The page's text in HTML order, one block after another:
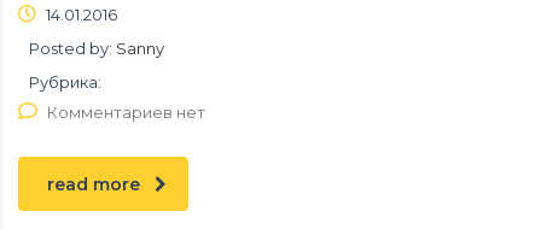
14.01.2016
Posted by: Sanny
Рубрика:
Комментариев нет
read more